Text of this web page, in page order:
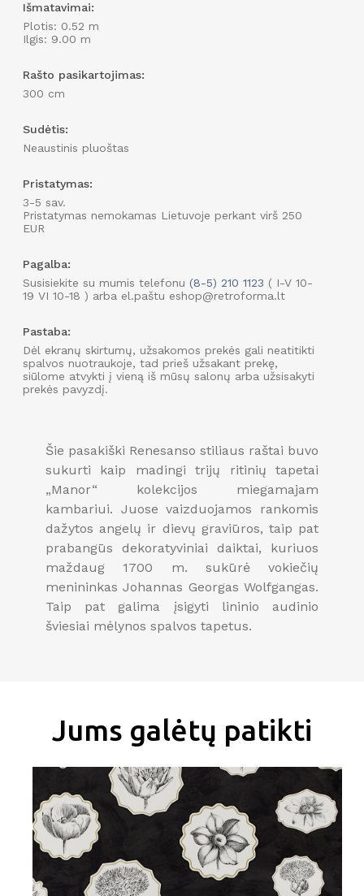
Šie pasakiški Renesanso stiliaus raštai buvo
sukurti kaip madingi trijų ritinių tapetai
„Manor“ kolekcijos miegamajam
kambariui. Juose vaizduojamos rankomis
dažytos angelų ir dievų graviūros, taip pat
prabangūs dekoratyviniai daiktai, kuriuos
maždaug 1700 m. sukūrė vokiečių
menininkas Johannas Georgas Wolfgangas.
Taip pat galima įsigyti lininio audinio
šviesiai mėlynos spalvos tapetus.
Išmatavimai:
Plotis: 0.52 m
Ilgis: 9.00 m
Rašto pasikartojimas:
300 cm
Sudėtis:
Neaustinis pluoštas
Pristatymas:
3-5 sav.
Pristatymas nemokamas Lietuvoje perkant virš 250
EUR
Pagalba:
Susisiekite su mumis telefonu (8-5) 210 1123 ( I-V 10-
19 VI 10-18 ) arba el.paštu eshop@retroforma.lt
Pastaba:
Dėl ekranų skirtumų, užsakomos prekės gali neatitikti
spalvos nuotraukoje, tad prieš užsakant prekę,
siūlome atvykti į vieną iš mūsų salonų arba užsisakyti
prekės pavyzdį.
Jums galėtų patikti